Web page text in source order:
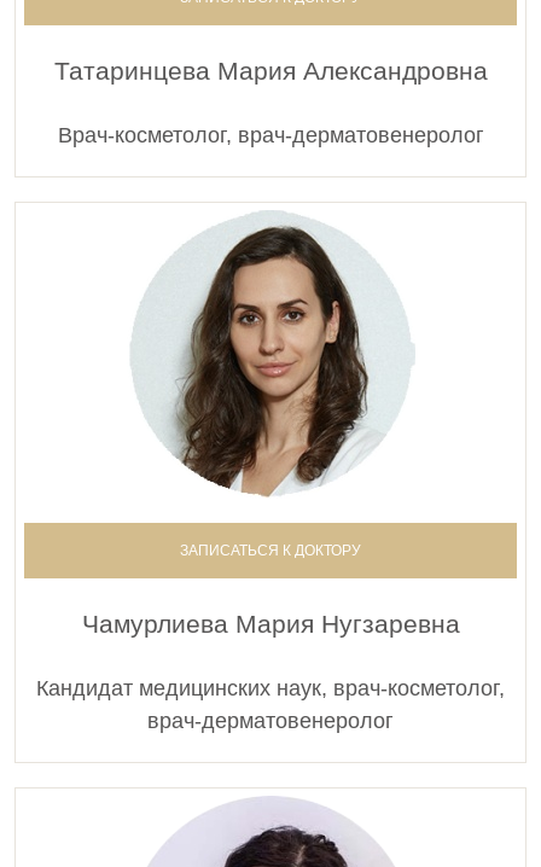
Татаринцева Мария Александровна
Врач-косметолог, врач-дерматовенеролог
ЗАПИСАТЬСЯ К ДОКТОРУ
Чамурлиева Мария Нугзаревна
Кандидат медицинских наук, врач-косметолог,
врач-дерматовенеролог